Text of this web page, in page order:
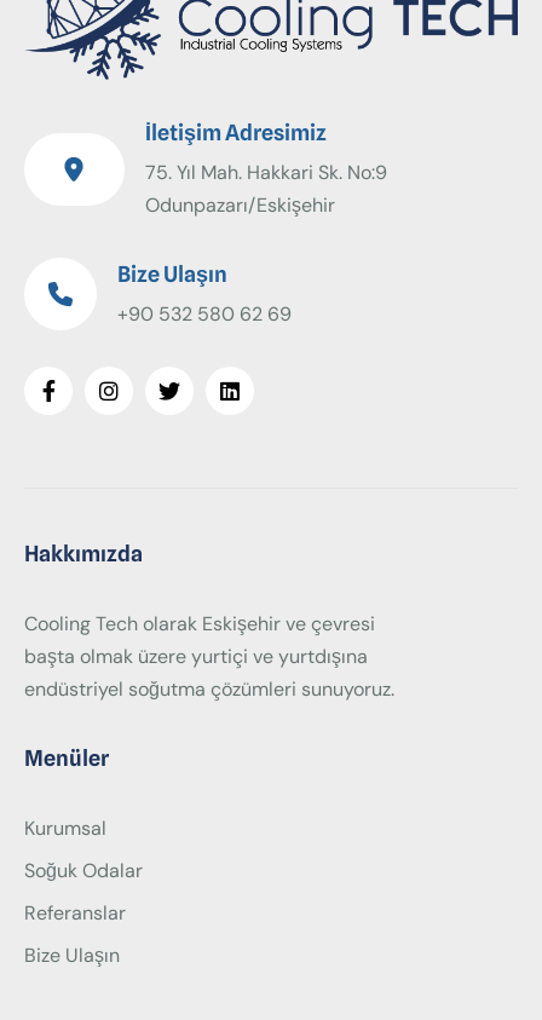
İletişim Adresimiz
75. Yıl Mah. Hakkari Sk. No:9
Odunpazarı/Eskişehir
Bize Ulaşın
+90 532 580 62 69
Hakkımızda
Cooling Tech olarak Eskişehir ve çevresi
başta olmak üzere yurtiçi ve yurtdışına
endüstriyel soğutma çözümleri sunuyoruz.
Menüler
Kurumsal
Soğuk Odalar
Referanslar
Bize Ulaşın